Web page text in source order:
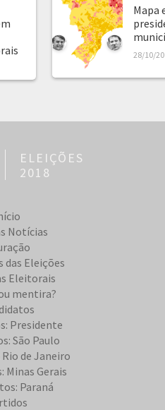
Mapa
28/10/
ELEIÇÕES
2018
Notícias
das Eleições
Eleitorais
mentira?
Presidente
São Paulo
de Janeiro
Minas Gerais
Paraná